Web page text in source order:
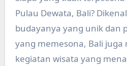
Pulau Dewata, Bali?
budayanya yang unik dan
yang memesona, Bali juga
kegiatan wisata yang